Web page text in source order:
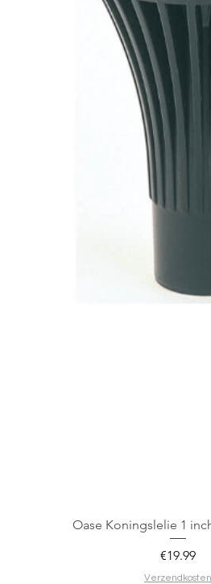
Oase Koningslelie 1
Price
€19.99
Verzendkosten